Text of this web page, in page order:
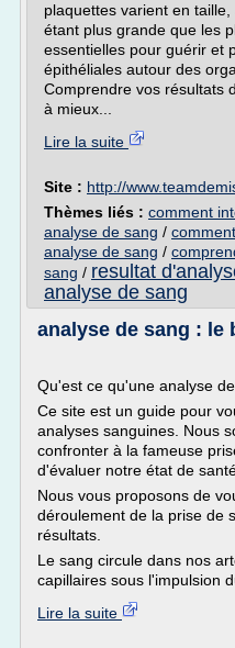
plaquettes varient en
étant plus grande que les
essentielles pour guérir et
épithéliales autour des
Comprendre vos résultats
à mieux...
Lire la suite
Site : http://
Thèmes liés : comment
analyse de sang /
analyse de sang /
sang / resultat
analyse de sang
analyse de sang : le
Qu'est ce qu'une analyse
Ce site est un guide pour
analyses sanguines. Nous
confronter à la fameuse
d'évaluer notre état de
Nous vous proposons de
déroulement de la prise de
résultats.
Le sang circule dans nos
capillaires sous l'impulsion
Lire la suite